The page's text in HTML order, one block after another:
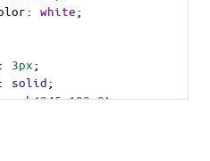
: white;
: 3px;
: solid;
rgb(245,102,0);